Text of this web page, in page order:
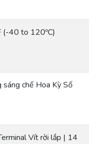
40 to 120ºC)
chế Hoa Kỳ Số
Vít rời lắp | 14